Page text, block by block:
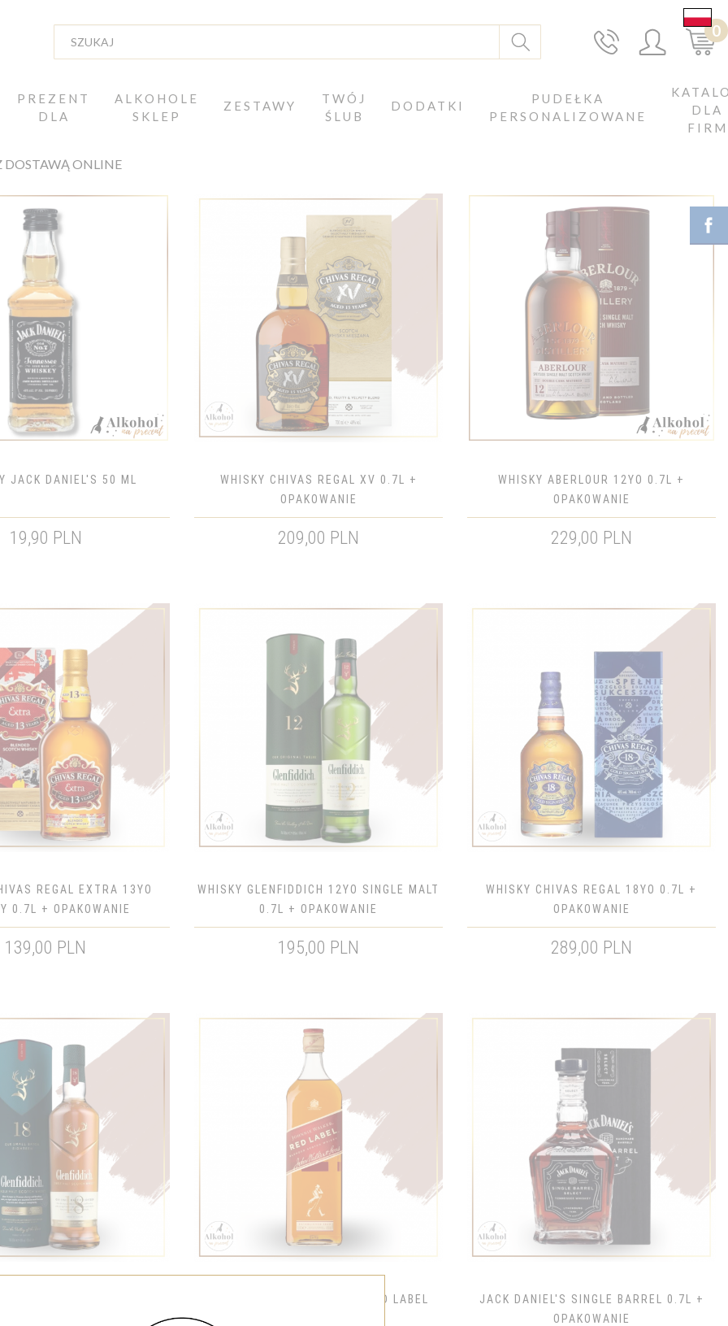
0
PREZENT
DLA
ALKOHOLE
SKLEP
ZESTAWY TWÓJ
ŚLUB
DODATKI PUDEŁKA
PERSONALIZOWANE DLA
FIRM
DOSTAWĄ ONLINE
JACK DANIEL'S 50 ML
19,90 PLN
WHISKY CHIVAS REGAL XV 0.7L +
OPAKOWANIE
209,00 PLN
WHISKY ABERLOUR 12YO 0.7L +
OPAKOWANIE
229,00 PLN
REGAL EXTRA 13YO
0.7L + OPAKOWANIE
139,00 PLN
WHISKY GLENFIDDICH 12YO SINGLE MALT
0.7L + OPAKOWANIE
195,00 PLN
WHISKY CHIVAS REGAL 18YO 0.7L +
OPAKOWANIE
289,00 PLN
WHISKY JOHNNIE WALKER RED LABEL
JACK DANIEL'S SINGLE BARREL 0.7L +
OPAKOWANIE